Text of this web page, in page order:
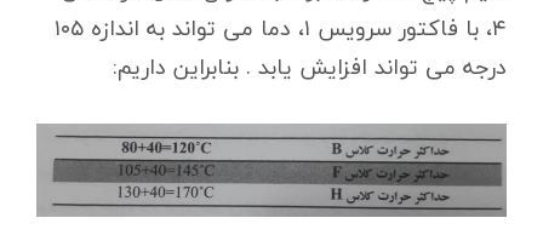
۴، با فاکتور سرویس ۱، دما می تواند به اندازه ۱۰۵
درجه می تواند افزایش یابد . بنابراین داریم: